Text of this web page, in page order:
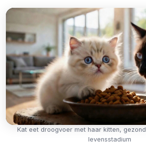
Kat eet droogvoer met haar kitten,
levensstadium